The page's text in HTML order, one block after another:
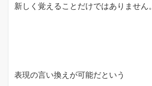
新しく覚えることだけではありません。
表現の言い換えが可能だという